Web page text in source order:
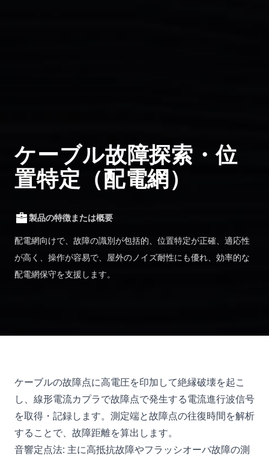
ケーブル故障探索・位
置特定（配電網）
製品の特徴または概要
配電網向けで、故障の識別が包括的、位置特定が正確、適応性
が高く、操作が容易で、屋外のノイズ耐性にも優れ、効率的な
配電網保守を支援します。
ケーブルの故障点に高電圧を印加して絶縁破壊を起こ
し、線形電流カプラで故障点で発生する電流進行波信号
を取得・記録します。測定端と故障点の往復時間を解析
することで、故障距離を算出します。
音響定点法: 主に高抵抗故障やフラッシオーバ故障の測